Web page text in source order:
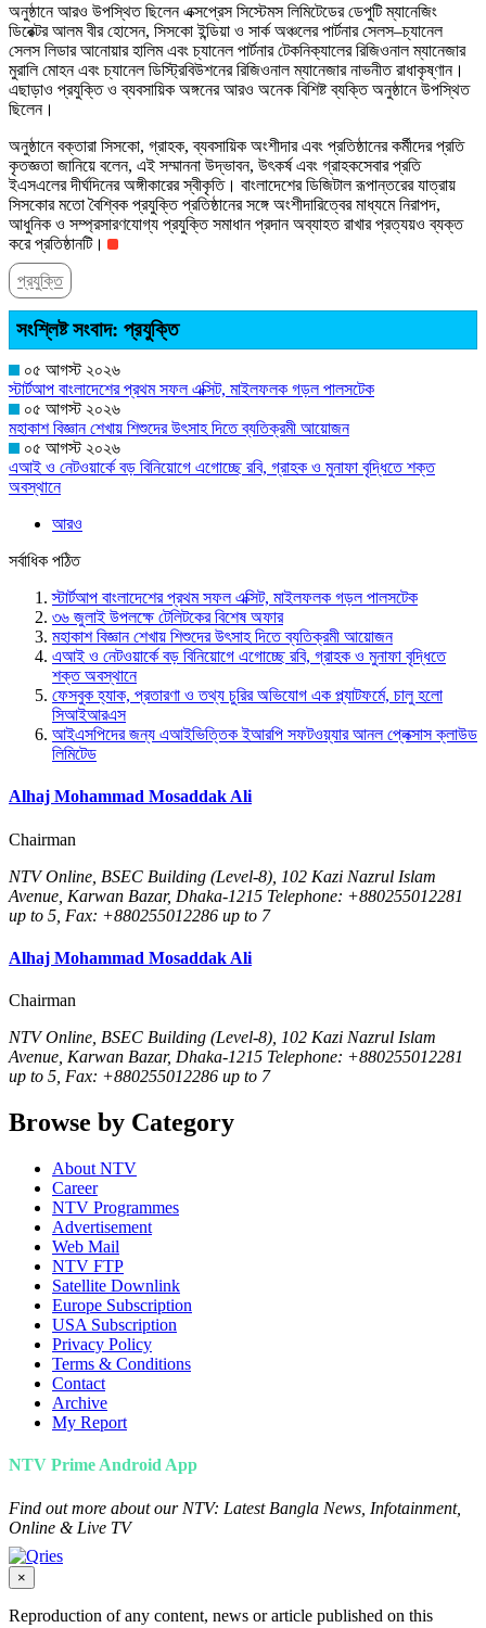
অনুষ্ঠানে আরও উপস্থিত ছিলেন এক্সপ্রেস সিস্টেমস লিমিটেডের ডেপুটি ম্যানেজিং
ডিরেক্টর আলম বীর হোসেন, সিসকো ইন্ডিয়া ও সার্ক অঞ্চলের পার্টনার সেলস–চ্যানেল
সেলস লিডার আনোয়ার হালিম এবং চ্যানেল পার্টনার টেকনিক্যালের রিজিওনাল ম্যানেজার
মুরালি মোহন এবং চ্যানেল ডিস্ট্রিবিউশনের রিজিওনাল ম্যানেজার নাভনীত রাধাকৃষ্ণান।
এছাড়াও প্রযুক্তি ও ব্যবসায়িক অঙ্গনের আরও অনেক বিশিষ্ট ব্যক্তি অনুষ্ঠানে উপস্থিত
ছিলেন।
অনুষ্ঠানে বক্তারা সিসকো, গ্রাহক, ব্যবসায়িক অংশীদার এবং প্রতিষ্ঠানের কর্মীদের প্রতি
কৃতজ্ঞতা জানিয়ে বলেন, এই সম্মাননা উদ্ভাবন, উৎকর্ষ এবং গ্রাহকসেবার প্রতি
ইএসএলের দীর্ঘদিনের অঙ্গীকারের স্বীকৃতি। বাংলাদেশের ডিজিটাল রূপান্তরের যাত্রায়
সিসকোর মতো বৈশ্বিক প্রযুক্তি প্রতিষ্ঠানের সঙ্গে অংশীদারিত্বের মাধ্যমে নিরাপদ,
আধুনিক ও সম্প্রসারণযোগ্য প্রযুক্তি সমাধান প্রদান অব্যাহত রাখার প্রত্যয়ও ব্যক্ত
করে প্রতিষ্ঠানটি।
প্রযুক্তি
সংশ্লিষ্ট সংবাদ: প্রযুক্তি
০৫ আগস্ট ২০২৬
স্টার্টআপ বাংলাদেশের প্রথম সফল এক্সিট, মাইলফলক গড়ল পালসটেক
০৫ আগস্ট ২০২৬
মহাকাশ বিজ্ঞান শেখায় শিশুদের উৎসাহ দিতে ব্যতিক্রমী আয়োজন
০৫ আগস্ট ২০২৬
এআই ও নেটওয়ার্কে বড় বিনিয়োগে এগোচ্ছে রবি, গ্রাহক ও মুনাফা বৃদ্ধিতে শক্ত
অবস্থানে
আরও
সর্বাধিক পঠিত
স্টার্টআপ বাংলাদেশের প্রথম সফল এক্সিট, মাইলফলক গড়ল পালসটেক
৩৬ জুলাই উপলক্ষে টেলিটকের বিশেষ অফার
মহাকাশ বিজ্ঞান শেখায় শিশুদের উৎসাহ দিতে ব্যতিক্রমী আয়োজন
এআই ও নেটওয়ার্কে বড় বিনিয়োগে এগোচ্ছে রবি, গ্রাহক ও মুনাফা বৃদ্ধিতে
শক্ত অবস্থানে
ফেসবুক হ্যাক, প্রতারণা ও তথ্য চুরির অভিযোগ এক প্ল্যাটফর্মে, চালু হলো
সিআইআরএস
আইএসপিদের জন্য এআইভিত্তিক ইআরপি সফটওয়্যার আনল প্লেক্সাস ক্লাউড
লিমিটেড
Alhaj Mohammad Mosaddak Ali
Chairman
NTV Online, BSEC Building (Level-8), 102 Kazi Nazrul Islam
Avenue, Karwan Bazar, Dhaka-1215 Telephone: +880255012281
up to 5, Fax: +880255012286 up to 7
Alhaj Mohammad Mosaddak Ali
Chairman
NTV Online, BSEC Building (Level-8), 102 Kazi Nazrul Islam
Avenue, Karwan Bazar, Dhaka-1215 Telephone: +880255012281
up to 5, Fax: +880255012286 up to 7
Browse by Category
About NTV
Career
NTV Programmes
Advertisement
Web Mail
NTV FTP
Satellite Downlink
Europe Subscription
USA Subscription
Privacy Policy
Terms & Conditions
Contact
Archive
My Report
NTV Prime Android App
Find out more about our NTV: Latest Bangla News, Infotainment,
Online & Live TV
×
Reproduction of any content, news or article published on this